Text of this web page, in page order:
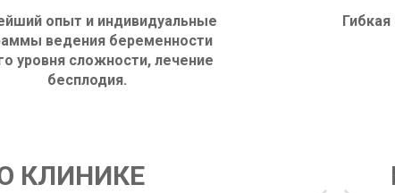
опыт и индивидуальные
ведения беременности
уровня сложности, лечение
бесплодия.
КЛИНИКЕ